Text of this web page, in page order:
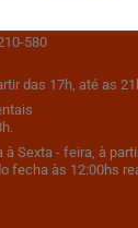
Santa Terezinha
580
das 17h, até as
à Sexta - feira, à
fecha às 12:00hs